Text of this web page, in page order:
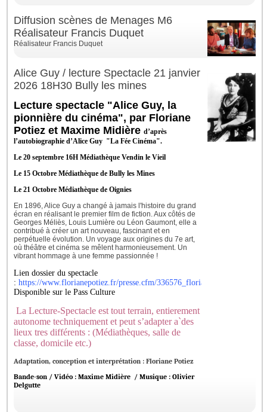
Diffusion scènes de Menages M6
Réalisateur Francis Duquet
Réalisateur Francis Duquet
Alice Guy / lecture Spectacle 21 janvier
2026 18H30 Bully les mines
Lecture spectacle "Alice Guy, la
pionnière du cinéma", par Floriane
Potiez et Maxime Midière d’après
l’autobiographie d’Alice Guy "La Fée Cinéma".
Le 20 septembre 16H Médiathèque Vendin le Vieil
Le 15 Octobre Médiathèque de Bully les Mines
Le 21 Octobre Médiathèque de Oignies
En 1896, Alice Guy a changé à jamais l'histoire du grand
écran en réalisant le premier film de fiction. Aux côtés de
Georges Méliès, Louis Lumière ou Léon Gaumont, elle a
contribué à créer un art nouveau, fascinant et en
perpétuelle évolution. Un voyage aux origines du 7e art,
où théâtre et cinéma se mêlent harmonieusement. Un
vibrant hommage à une femme passionnée !
Lien dossier du spectacle
:https://www.florianepotiez.fr/presse.cfm/336576_floriane_potiez.html/
Disponible sur le Pass Culture
La Lecture-Spectacle est tout terrain,entierement
autonome techniquementet peut s’adapter a`des
lieux tres différents : (Médiathèques, salle de
classe, domicile etc.)
Adaptation, conception et interprétation : Floriane Potiez
Bande-son / Vidéo : Maxime Midière / Musique : Olivier
Delgutte